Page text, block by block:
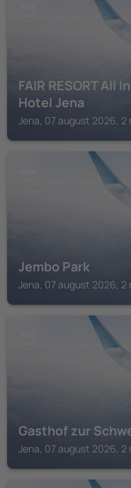
FAIR RESORT All
Hotel Jena
Jena, 07 august 2026, 2
Jembo Park
Jena, 07 august 2026, 2
Gasthof zur
Jena, 07 august 2026, 2